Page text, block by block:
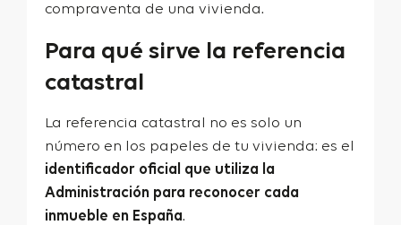
compraventa de una vivienda.
Para qué sirve la referencia
catastral
La referencia catastral no es solo un
número en los papeles de tu vivienda: es el
identificador oficial que utiliza la
Administración para reconocer cada
inmueble en España.